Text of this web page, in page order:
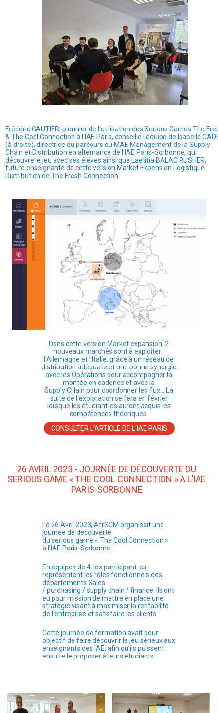
Frédéric GAUTIER, pionnier de l'utilisation des Serious Games The
& The Cool Connection à l'IAE Paris, conseille l'équipe de Isabelle
(à droite), directrice du parcours du MAE Management de la Supply
Chain et Distribution en alternance de l'IAE Paris-Sorbonne, qui
découvre le jeu avec ses éléves ainsi que Laetitia BALAC RUSHER,
future enseignante de cette version Market Expension Logistique
Distribution de The Fresh Connection.
Dans cette version Market expansion, 2
nouveaux marchés sont à exploiter :
l'Allemagne et l'Italie, grâce à un réseau de
distribution adéquate et une bonne synergie
avec les Opérations pour accompagner la
montée en cadence et avec la
Supply CHain pour coordonner les flux... La
suite de l'exploration se fera en février
lorsque les étudiant-es auront acquis les
compétences théoriques.
CONSULTER L'ARTICLE DE L'IAE PARIS
26 AVRIL 2023 - JOURNÉE DE DÉCOUVERTE DU
SERIOUS GAME « THE COOL CONNECTION » À L’IAE
PARIS-SORBONNE
Le 26 Avril 2023, AfrSCM organisait une
journée de découverte
du serious game « The Cool Connection »
à l’IAE Paris-Sorbonne.
En équipes de 4, les participant-es
représentent les rôles fonctionnels des
départements Sales
/ purchasing / supply chain / finance. Ils ont
eu pour mission de mettre en place une
stratégie visant à maximiser la rentabilité
de l’entreprise et satisfaire les clients.
Cette journée de formation avait pour
objectif de faire découvrir le jeu sérieux aux
enseignants des IAE, afin qu’ils puissent
ensuite le proposer à leurs étudiants.